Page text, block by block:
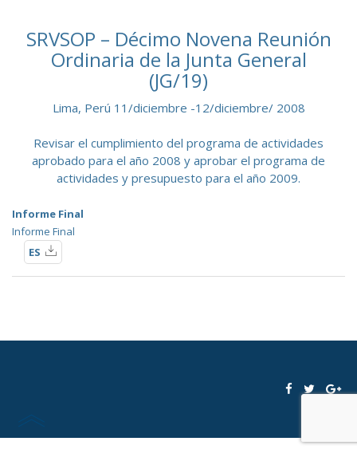
SRVSOP – Décimo Novena Reunión
Ordinaria de la Junta General
(JG/19)
Lima, Perú 11/diciembre -12/diciembre/ 2008
Revisar el cumplimiento del programa de actividades
aprobado para el año 2008 y aprobar el programa de
actividades y presupuesto para el año 2009.
Informe Final
Informe Final
ES